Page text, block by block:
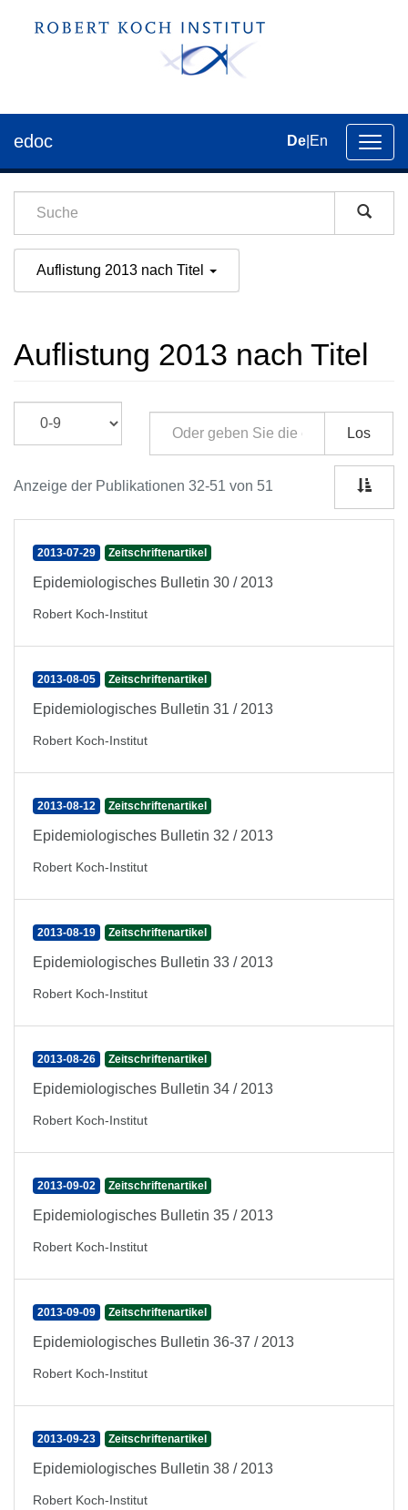
der
edoc De En
Auflistung 2013 nach Titel
Auflistung 2013 nach Titel
Los
Anzeige der Publikationen 32-51 von 51
2013-07-29 Zeitschriftenartikel
Epidemiologisches Bulletin 30 / 2013
Robert Koch-Institut
2013-08-05 Zeitschriftenartikel
Epidemiologisches Bulletin 31 / 2013
Robert Koch-Institut
2013-08-12 Zeitschriftenartikel
Epidemiologisches Bulletin 32 / 2013
Robert Koch-Institut
2013-08-19 Zeitschriftenartikel
Epidemiologisches Bulletin 33 / 2013
Robert Koch-Institut
2013-08-26 Zeitschriftenartikel
Epidemiologisches Bulletin 34 / 2013
Robert Koch-Institut
2013-09-02 Zeitschriftenartikel
Epidemiologisches Bulletin 35 / 2013
Robert Koch-Institut
2013-09-09 Zeitschriftenartikel
Epidemiologisches Bulletin 36-37 / 2013
Robert Koch-Institut
2013-09-23 Zeitschriftenartikel
Epidemiologisches Bulletin 38 / 2013
Robert Koch-Institut